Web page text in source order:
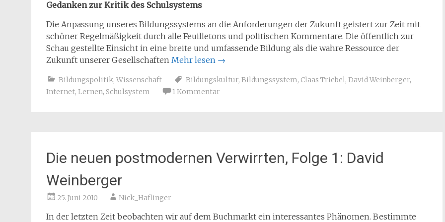
Gedanken zur Kritik des Schulsystems
Die Anpassung unseres Bildungssystems an die Anforderungen der Zukunft geistert zur Zeit mit
schöner Regelmäßigkeit durch alle Feuilletons und politischen Kommentare. Die öffentlich zur
Schau gestellte Einsicht in eine breite und umfassende Bildung als die wahre Ressource der
Zukunft unserer Gesellschaften Mehr lesen →
Bildungspolitik, Wissenschaft Bildungskultur, Bildungssystem, Claas Triebel, David Weinberger,
Internet, Lernen, Schulsystem 1 Kommentar
Die neuen postmodernen Verwirrten, Folge 1: David
Weinberger
25. Juni 2010 Nick_Haflinger
In der letzten Zeit beobachten wir auf dem Buchmarkt ein interessantes Phänomen. Bestimmte